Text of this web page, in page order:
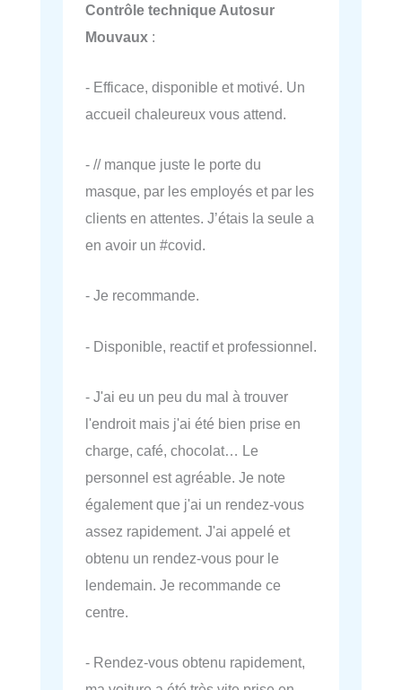
Contrôle technique Autosur
Mouvaux :
- Efficace, disponible et motivé. Un
accueil chaleureux vous attend.
- // manque juste le porte du
masque, par les employés et par les
clients en attentes. J’étais la seule a
en avoir un #covid.
- Je recommande.
- Disponible, reactif et professionnel.
- J'ai eu un peu du mal à trouver
l'endroit mais j'ai été bien prise en
charge, café, chocolat… Le
personnel est agréable. Je note
également que j'ai un rendez-vous
assez rapidement. J'ai appelé et
obtenu un rendez-vous pour le
lendemain. Je recommande ce
centre.
- Rendez-vous obtenu rapidement,